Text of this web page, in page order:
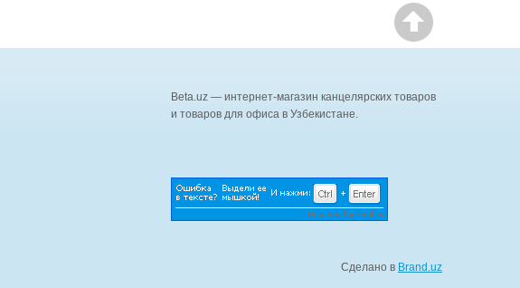
Beta.uz — интернет-магазин канцелярских товаров
и товаров для офиса в Узбекистане.
Сделано в Brand.uz